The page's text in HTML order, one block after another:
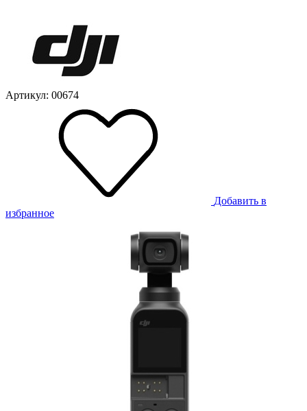
Артикул: 00674
Добавить в
избранное